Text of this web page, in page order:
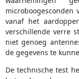
vanaf het
verschillende verre
niet genoeg
de gegevens te
De technische test